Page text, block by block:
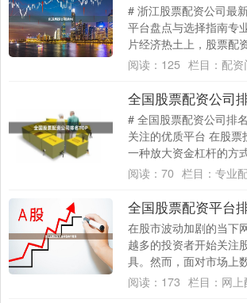
# 浙江股票配资公司最
平台盘点与选择指南专
片经济热土上，股票配
跃态势。对于投资者而
阅读： 125 栏目： 配资
全国股票配资公司
# 全国股票配资公司排
关注的优质平台 在股
一种放大资金杠杆的方
资者的关注。然而，面
阅读： 70 栏目： 专业
全国股票配资平台
在股市波动加剧的当下
越多的投资者开始关注
具。然而，面对市场上
何选择一家安全、正规
阅读： 173 栏目： 网